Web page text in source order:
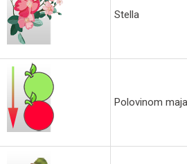
Stella
Polovinom maja